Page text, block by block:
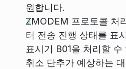
원합니다.
ZMODEM 프로토콜 처
터 전송 진행 상태를 표
표시기 B01을 처리할
취소 단추가 예상하는